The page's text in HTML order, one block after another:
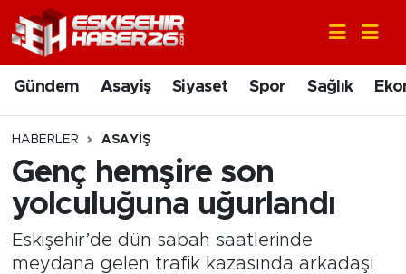
Gündem Asayiş Siyaset Spor Sağlık
HABERLER ASAYIŞ
Genç hemşire son
yolculuğuna uğurlandı
Eskişehir’de dün sabah saatlerinde
meydana gelen trafik kazasında arkadaşı
Gündem
Asayiş
Siyaset
Spor
Sağlık
Nöbetçi Eczaneler
Hava Durumu
Trafik Durumu
Süper Lig Puan Durumu ve Fikstür
Tüm Manşetler